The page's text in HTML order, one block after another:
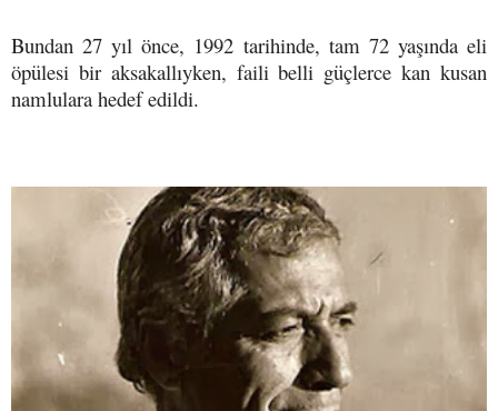
Bundan 27 yıl önce, 1992 tarihinde, tam 72 yaşında eli
öpülesi bir aksakallıyken, faili belli güçlerce kan kusan
namlulara hedef edildi.